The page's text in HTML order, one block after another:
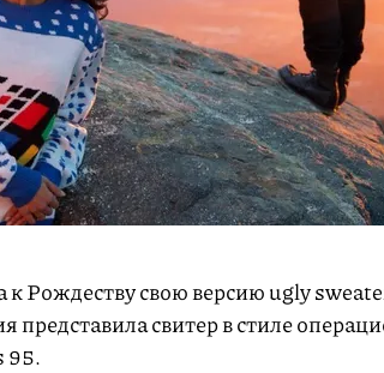
Рождеству свою версию ugly
представила свитер в стиле
95.